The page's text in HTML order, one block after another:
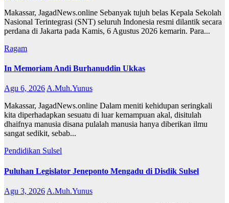
Makassar, JagadNews.online Sebanyak tujuh belas Kepala Sekolah
Nasional Terintegrasi (SNT) seluruh Indonesia resmi dilantik secara
perdana di Jakarta pada Kamis, 6 Agustus 2026 kemarin. Para...
Ragam
In Memoriam Andi Burhanuddin Ukkas
Agu 6, 2026A.Muh.Yunus
Makassar, JagadNews.online Dalam meniti kehidupan seringkali
kita diperhadapkan sesuatu di luar kemampuan akal, disitulah
dhaifnya manusia disana pulalah manusia hanya diberikan ilmu
sangat sedikit, sebab...
Pendidikan Sulsel
Puluhan Legislator Jeneponto Mengadu di Disdik Sulsel
Agu 3, 2026 A.Muh.Yunus